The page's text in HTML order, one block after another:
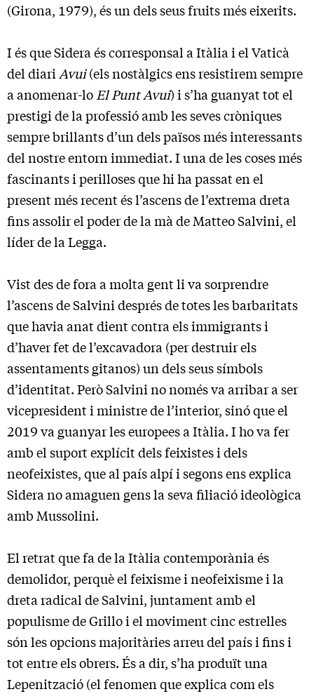
(Girona, 1979), és un dels seus fruits més eixerits.
I és que Sidera és corresponsal a Itàlia i el Vaticà
del diari Avui(els nostàlgics ens resistirem sempre
a anomenar-lo El Punt Avui) i s’ha guanyat tot el
prestigi de la professió amb les seves cròniques
sempre brillants d’un dels països més interessants
del nostre entorn immediat. I una de les coses més
fascinants i perilloses que hi ha passat en el
present més recent és l’ascens de l’extrema dreta
fins assolir el poder de la mà de Matteo Salvini, el
líder de la Legga.
Vist des de fora a molta gent li va sorprendre
l’ascens de Salvini després de totes les barbaritats
que havia anat dient contra els immigrants i
d’haver fet de l’excavadora (per destruir els
assentaments gitanos) un dels seus símbols
d’identitat. Però Salvini no només va arribar a ser
vicepresident i ministre de l’interior, sinó que el
2019 va guanyar les europees a Itàlia. I ho va fer
amb el suport explícit dels feixistes i dels
neofeixistes, que al país alpí i segons ens explica
Sidera no amaguen gens la seva filiació ideològica
amb Mussolini.
El retrat que fa de la Itàlia contemporània és
demolidor, perquè el feixisme i neofeixisme i la
dreta radical de Salvini, juntament amb el
populisme de Grillo i el moviment cinc estrelles
són les opcions majoritàries arreu del país i fins i
tot entre els obrers. És a dir, s’ha produït una
Lepenització (el fenomen que explica com els